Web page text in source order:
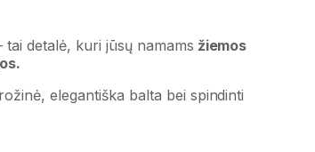
tai detalė, kuri jūsų namams žiemos
elegantiška balta bei spindinti